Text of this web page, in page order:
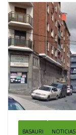
BASAURI NOTICIAS